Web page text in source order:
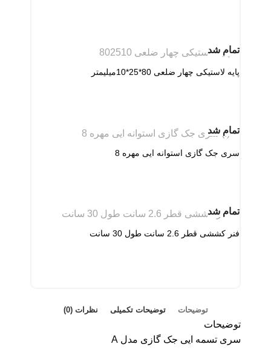
تمام شد
پایه لاستیکی چهار ضلعی 80*25*10میلیمتر
تمام شد
سری جک گازی استوانه ایی مهره 8
تمام شد
فنر کششی قطر 2.6 سانت طول 30 سانت
توضیحات توضیحات تکمیلی نظرات (0)
توضیحات
سری تسمه ایی جک گازی مدل A